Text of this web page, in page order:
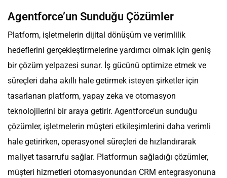
Agentforce’un Sunduğu Çözümler
Platform, işletmelerin dijital dönüşüm ve verimlilik
hedeflerini gerçekleştirmelerine yardımcı olmak için geniş
bir çözüm yelpazesi sunar. İş gücünü optimize etmek ve
süreçleri daha akıllı hale getirmek isteyen şirketler için
tasarlanan platform, yapay zeka ve otomasyon
teknolojilerini bir araya getirir. Agentforce’un sunduğu
çözümler, işletmelerin müşteri etkileşimlerini daha verimli
hale getirirken, operasyonel süreçleri de hızlandırarak
maliyet tasarrufu sağlar. Platformun sağladığı çözümler,
müşteri hizmetleri otomasyonundan CRM entegrasyonuna